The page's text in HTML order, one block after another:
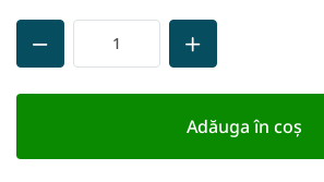
Adăuga în coş